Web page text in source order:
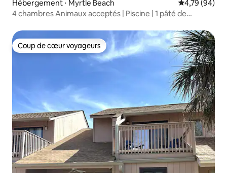
Hébergement ⋅ Myrtle Beach Évaluation
4,79 (94)
4 chambres Animaux acceptés | Piscine | 1 pâté de
Coup de cœur voyageurs
Coup de cœur voyageurs